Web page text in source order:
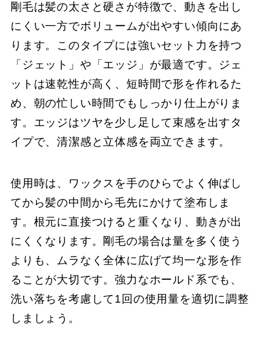
剛毛は髪の太さと硬さが特徴で、動きを出し
にくい一方でボリュームが出やすい傾向にあ
ります。このタイプには強いセット力を持つ
「ジェット」や「エッジ」が最適です。ジェ
ットは速乾性が高く、短時間で形を作れるた
め、朝の忙しい時間でもしっかり仕上がりま
す。エッジはツヤを少し足して束感を出すタ
イプで、清潔感と立体感を両立できます。
使用時は、ワックスを手のひらでよく伸ばし
てから髪の中間から毛先にかけて塗布しま
す。根元に直接つけると重くなり、動きが出
にくくなります。剛毛の場合は量を多く使う
よりも、ムラなく全体に広げて均一な形を作
ることが大切です。強力なホールド系でも、
洗い落ちを考慮して1回の使用量を適切に調整
しましょう。